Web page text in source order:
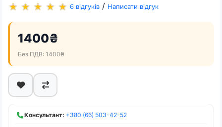
6 відгуків / Написати відгук
1400₴
Без ПДВ: 1400₴
Консультант: +380 (66) 503-42-52